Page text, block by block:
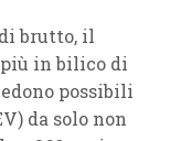
brutto, il
in bilico di
possibili
da solo non